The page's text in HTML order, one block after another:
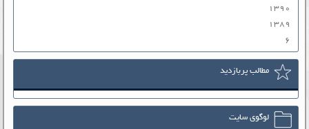
۱۳۹۰
۱۳۸۹
۶
مطالب پربازدید
لوگوی سایت